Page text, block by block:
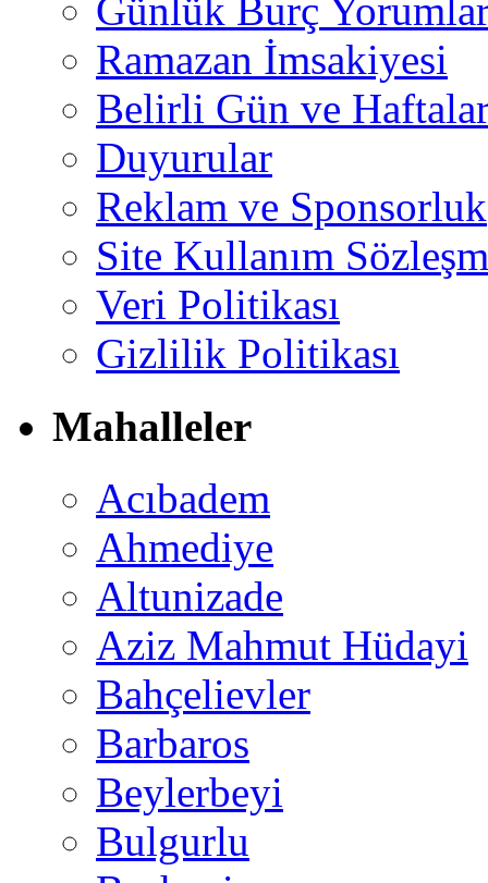
Günlük Burç
Ramazan İmsakiyesi
Belirli Gün ve
Duyurular
Reklam ve Sponsorluk
Site Kullanım
Veri Politikası
Gizlilik Politikası
Mahalleler
Acıbadem
Ahmediye
Altunizade
Aziz Mahmut Hüdayi
Bahçelievler
Barbaros
Beylerbeyi
Bulgurlu